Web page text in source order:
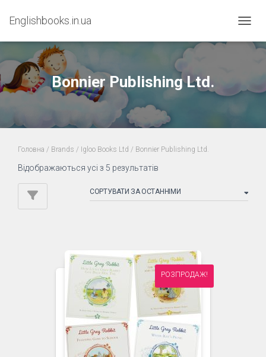
Englishbooks.in.ua
Bonnier Publishing Ltd.
Головна / Brands / Igloo Books Ltd / Bonnier Publishing Ltd.
Відображаються усі з 5 результатів
latest
РОЗПРОДАЖ!